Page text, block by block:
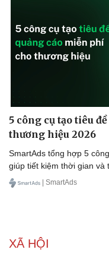
5 công cụ tạo tiêu
thương hiệu 2026
SmartAds tổng hợp 5
giúp tiết kiệm thời gian và
| SmartAds
XÃ HỘI